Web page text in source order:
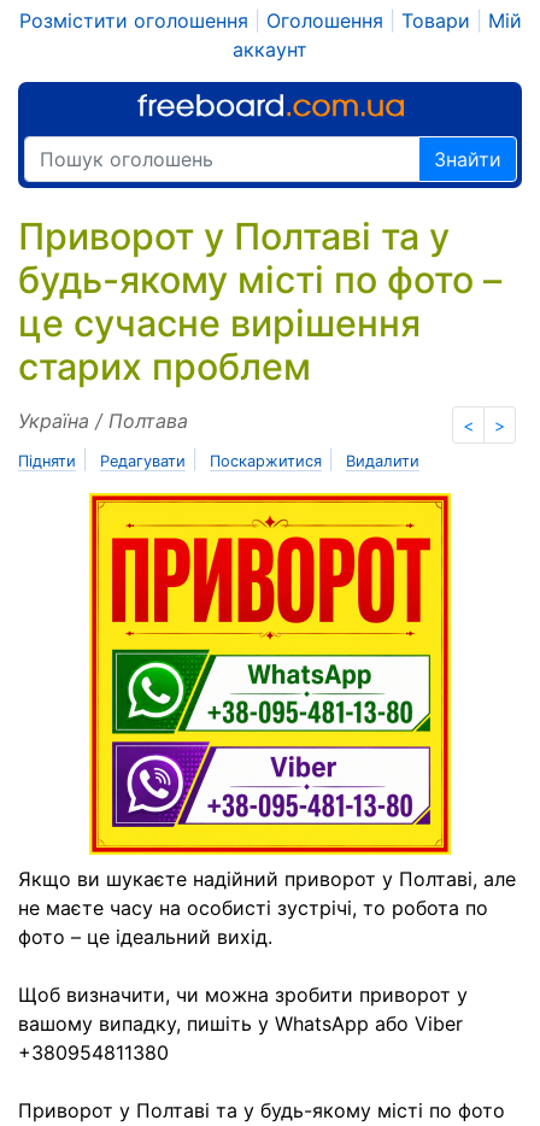
Розмістити оголошення Оголошення Товари
Мій
аккаунт
Знайти
Приворот у Полтаві та у
будь-якому місті по фото –
це сучасне вирішення
старих проблем
< >
Україна / Полтава
Підняти Редагувати Поскаржитися Видалити
Якщо ви шукаєте надійний приворот у Полтаві, але
не маєте часу на особисті зустрічі, то робота по
фото – це ідеальний вихід.
Щоб визначити, чи можна зробити приворот у
вашому випадку, пишіть у WhatsApp або Viber
+380954811380
Приворот у Полтаві та у будь-якому місті по фото